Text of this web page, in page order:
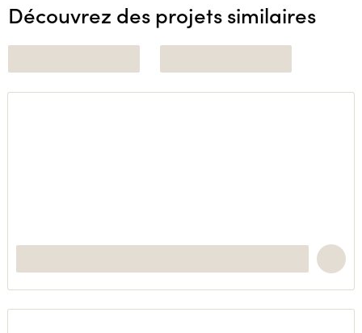
Découvrez des projets similaires